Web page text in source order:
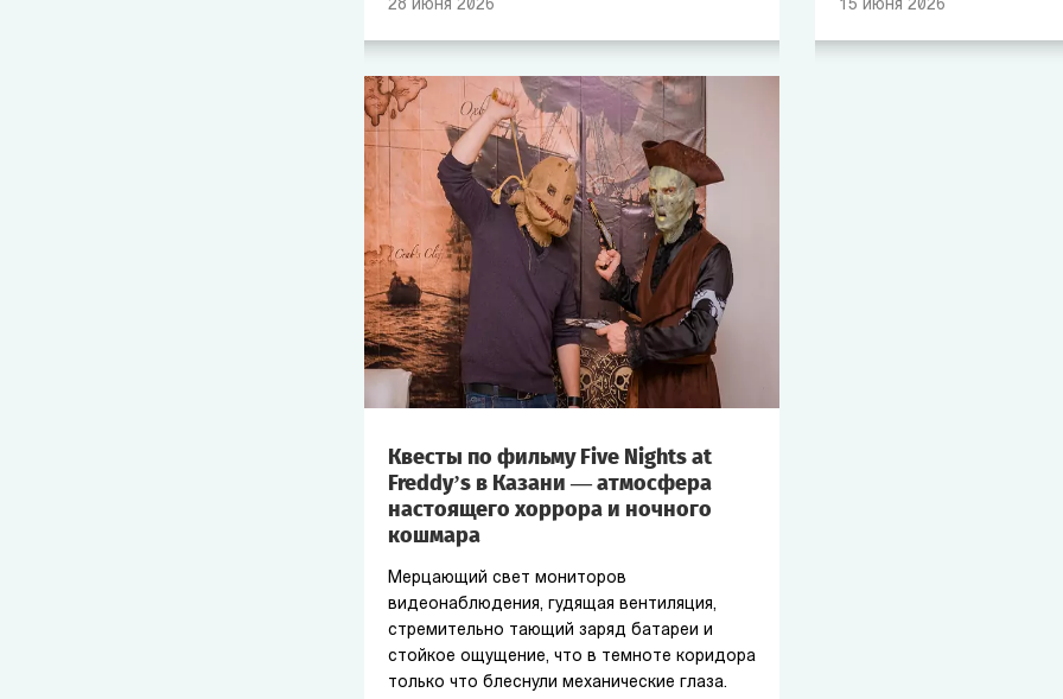
28 июня 2026
скрывается в стенах
чувство безопасности
15 июня 2026
Квесты по фильму Five Nights at
Freddy’s в Казани — атмосфера
настоящего хоррора и ночного
кошмара
Мерцающий свет мониторов
видеонаблюдения, гудящая вентиляция,
стремительно тающий заряд батареи и
стойкое ощущение, что в темноте коридора
только что блеснули механические глаза.